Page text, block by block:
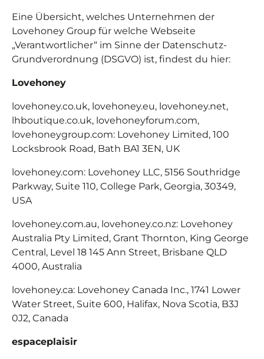
Eine Übersicht, welches Unternehmen der
Lovehoney Group für welche Webseite
„Verantwortlicher“ im Sinne der Datenschutz-
Grundverordnung (DSGVO) ist, findest du hier:
Lovehoney
lovehoney.co.uk, lovehoney.eu, lovehoney.net,
lhboutique.co.uk, lovehoneyforum.com,
lovehoneygroup.com: Lovehoney Limited, 100
Locksbrook Road, Bath BA1 3EN, UK
lovehoney.com: Lovehoney LLC, 5156 Southridge
Parkway, Suite 110, College Park, Georgia, 30349,
USA
lovehoney.com.au, lovehoney.co.nz: Lovehoney
Australia Pty Limited, Grant Thornton, King George
Central, Level 18 145 Ann Street, Brisbane QLD
4000, Australia
lovehoney.ca: Lovehoney Canada Inc., 1741 Lower
Water Street, Suite 600, Halifax, Nova Scotia, B3J
0J2, Canada
espaceplaisir